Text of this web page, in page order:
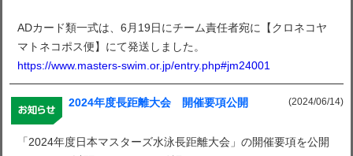
ADカード類一式は、6月19日にチーム責任者宛に【クロネコヤ
マトネコポス便】にて発送しました。
https://www.masters-swim.or.jp/entry.php#jm24001
(2024/06/14)
2024年度長距離大会 開催要項公開
「2024年度日本マスターズ水泳長距離大会」の開催要項を公開